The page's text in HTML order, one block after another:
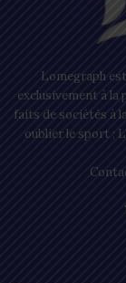
Lomegraph
exclusivement à
faits de sociétés à
oublier le sport ;